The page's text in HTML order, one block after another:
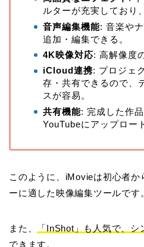
ルターが充実しており
音声編集機能: 音楽や
追加・編集できる。
4K映像対応: 高解像度
iCloud連携: プロジェ
存・共有できるので、
スが容易。
共有機能: 完成した作
YouTubeにアップロー
このように、iMovieは初心者
ーに適した映像編集ツールです。
また、
「InShot」も人気で、
できます 。